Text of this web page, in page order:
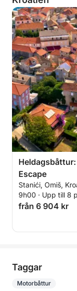
Escape
Stanići, Omiš,
9h00 · Upp till 8
från 6 904 kr
Taggar
Motorbåttur